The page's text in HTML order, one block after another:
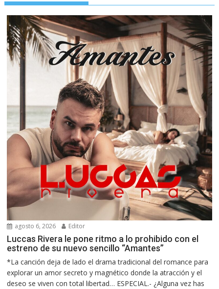
agosto 6, 2026 Editor
Luccas Rivera le pone ritmo a lo prohibido con el
estreno de su nuevo sencillo “Amantes”
*La canción deja de lado el drama tradicional del romance para
explorar un amor secreto y magnético donde la atracción y el
deseo se viven con total libertad… ESPECIAL.- ¿Alguna vez has